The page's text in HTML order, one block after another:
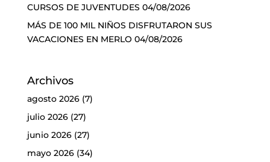
CURSOS DE JUVENTUDES 04/08/2026
MÁS DE 100 MIL NIÑOS DISFRUTARON SUS
VACACIONES EN MERLO 04/08/2026
Archivos
agosto 2026(7)
julio 2026(27)
junio 2026(27)
mayo 2026(34)